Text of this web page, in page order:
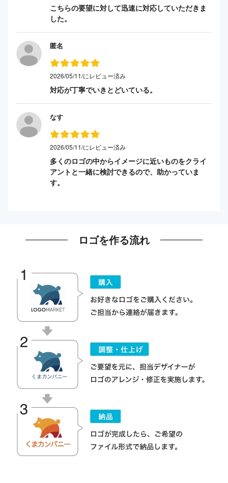
こちらの要望に対して迅速に対応していただきま
した。
匿名
2026/05/11/にレビュー済み
対応が丁寧でいきとどいている。
なす
2026/05/11/にレビュー済み
多くのロゴの中からイメージに近いものをクライ
アントと一緒に検討できるので、助かっていま
す。
ロゴを作る流れ